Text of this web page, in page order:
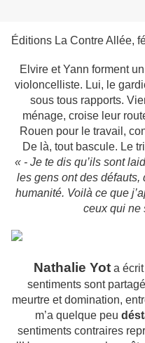
Éditions La Contre Allée,
Elvire et Yann forment
violoncelliste. Lui, le
sous tous rapports.
ménage, croise leur
Rouen pour le travail,
De là, tout bascule. Le
« - Je te dis qu’ils sont
les gens ont des défauts,
humanité. Voilà ce que
ceux qui ne
Nathalie Yot a
sentiments sont
meurtre et domination,
m’a quelque peu
sentiments contraires